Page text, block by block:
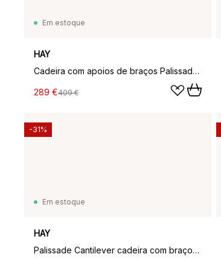
Em estoque
HAY
Cadeira com apoios de braços Palissade, Anthracite
289 €409 €
Em estoque
HAY
Palissade Cantilever cadeira com braços, Antracite
-31%